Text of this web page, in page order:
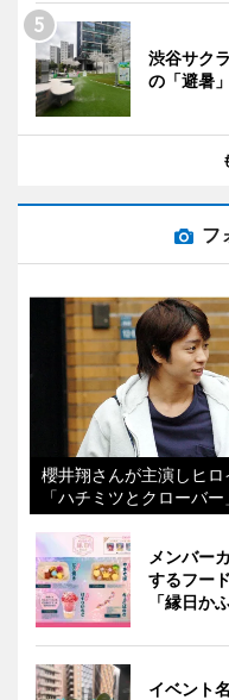
渋谷サク
の「避暑
フ
櫻井翔さんが主演しヒ
「ハチミツとクローバ
メンバー
するフー
「縁日か
イベント